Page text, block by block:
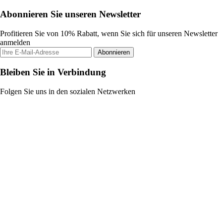
Abonnieren Sie unseren Newsletter
Profitieren Sie von 10% Rabatt, wenn Sie sich für unseren Newsletter
anmelden
Abonnieren
Bleiben Sie in Verbindung
Folgen Sie uns in den sozialen Netzwerken